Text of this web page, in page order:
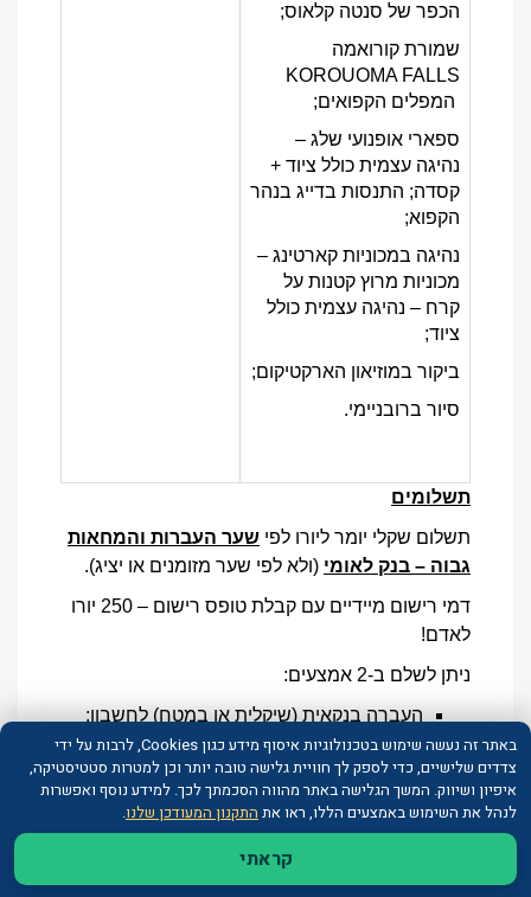
הכפר של סנטה קלאוס;
שמורת קורואמה
KOROUOMA FALLS
המפלים הקפואים;
ספארי אופנועי שלג –
נהיגה עצמית כולל ציוד +
קסדה; התנסות בדייג בנהר
הקפוא;
נהיגה במכוניות קארטינג –
מכוניות מרוץ קטנות על
קרח – נהיגה עצמית כולל
ציוד;
ביקור במוזיאון הארקטיקום;
סיור ברובניימי.
תשלומים
תשלום שקלי יומר ליורו לפי שער העברות והמחאות
גבוה – בנק לאומי (ולא לפי שער מזומנים או יציג).
דמי רישום מיידיים עם קבלת טופס רישום – 250 יורו
לאדם!
ניתן לשלם ב-2 אמצעים:
העברה בנקאית (שיקלית או במטח) לחשבון:
חברת חבלי ארץ תרבות ותיירות בע”מ
בנק לאומי
סניף 648
באתר זה נעשה שימוש בטכנולוגיות איסוף מידע כגון Cookies, לרבות על ידי
צדדים שלישיים, כדי לספק לך חוויית גלישה טובה יותר וכן למטרות סטטיסטיקה,
איפיון ושיווק. המשך הגלישה באתר מהווה הסכמתך לכך. למידע נוסף ואפשרות
לנהל את השימוש באמצעים הללו, ראו את התקנון המעודכן שלנו.
קראתי